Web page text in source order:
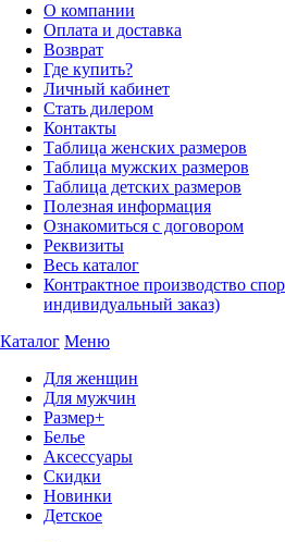
О компании
Оплата и доставка
Возврат
Где купить?
Личный кабинет
Стать дилером
Контакты
Таблица женских размеров
Таблица мужских размеров
Таблица детских размеров
Полезная информация
Ознакомиться с договором
Реквизиты
Весь каталог
Контрактное производство
индивидуальный заказ)
Каталог Меню
Для женщин
Для мужчин
Размер+
Белье
Аксессуары
Скидки
Новинки
Детское